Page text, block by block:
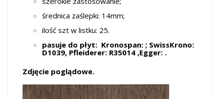
średnica zaślepki: 14mm;
ilość szt w listku: 25.
pasuje do płyt: Kronospan: ; SwissKrono:
D1039, Pfleiderer: R35014 ,Egger: .
Zdjęcie poglądowe.